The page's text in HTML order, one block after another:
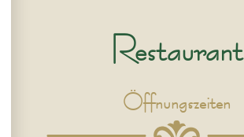
Restaurant
Öffnungszeiten